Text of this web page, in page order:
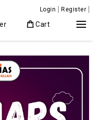
Login Register
Cart